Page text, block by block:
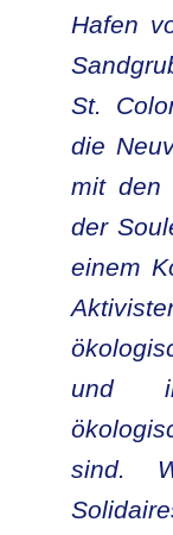
Hafen
St.
die
mit den
der
einem
und
sind.